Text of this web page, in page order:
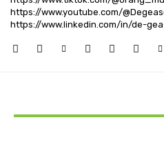
https://www.youtube.com/
https://www.linkedin.com/in/de-